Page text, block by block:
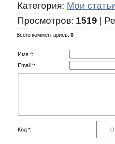
Категория: Мои
Просмотров: 1519
Всего комментариев:0
Имя *:
Email *:
Код *: